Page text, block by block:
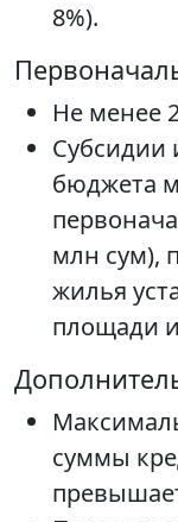
8%).
Не менее
Субсидии
бюджета
млн сум),
жилья
площади
суммы